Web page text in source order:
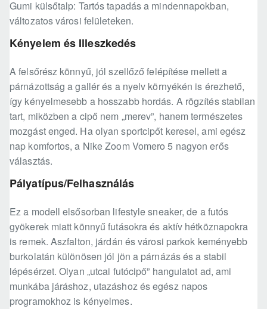
Gumi külsőtalp: Tartós tapadás a mindennapokban,
változatos városi felületeken.
Kényelem és Illeszkedés
A felsőrész könnyű, jól szellőző felépítése mellett a
párnázottság a gallér és a nyelv környékén is érezhető,
így kényelmesebb a hosszabb hordás. A rögzítés stabilan
tart, miközben a cipő nem „merev”, hanem természetes
mozgást enged. Ha olyan sportcipőt keresel, ami egész
nap komfortos, a Nike Zoom Vomero 5 nagyon erős
választás.
Pályatípus/Felhasználás
Ez a modell elsősorban lifestyle sneaker, de a futós
gyökerek miatt könnyű futásokra és aktív hétköznapokra
is remek. Aszfalton, járdán és városi parkok keményebb
burkolatán különösen jól jön a párnázás és a stabil
lépésérzet. Olyan „utcai futócipő” hangulatot ad, ami
munkába járáshoz, utazáshoz és egész napos
programokhoz is kényelmes.